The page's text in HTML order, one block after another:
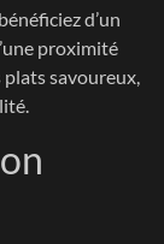
d’un
proximité
plats savoureux,